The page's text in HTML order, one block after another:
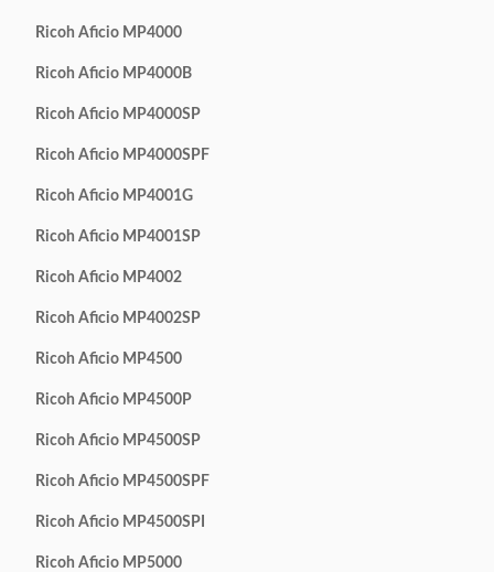
Ricoh Aficio MP4000
Ricoh Aficio MP4000B
Ricoh Aficio MP4000SP
Ricoh Aficio MP4000SPF
Ricoh Aficio MP4001G
Ricoh Aficio MP4001SP
Ricoh Aficio MP4002
Ricoh Aficio MP4002SP
Ricoh Aficio MP4500
Ricoh Aficio MP4500P
Ricoh Aficio MP4500SP
Ricoh Aficio MP4500SPF
Ricoh Aficio MP4500SPI
Ricoh Aficio MP5000